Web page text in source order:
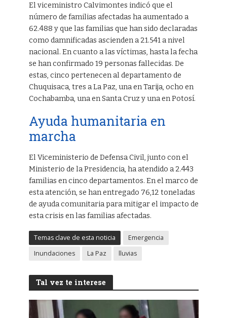
El viceministro Calvimontes indicó que el
número de familias afectadas ha aumentado a
62.488 y que las familias que han sido declaradas
como damnificadas ascienden a 21.541 a nivel
nacional. En cuanto a las víctimas, hasta la fecha
se han confirmado 19 personas fallecidas. De
estas, cinco pertenecen al departamento de
Chuquisaca, tres a La Paz, una en Tarija, ocho en
Cochabamba, una en Santa Cruz y una en Potosí.
Ayuda humanitaria en
marcha
El Viceministerio de Defensa Civil, junto con el
Ministerio de la Presidencia, ha atendido a 2.443
familias en cinco departamentos. En el marco de
esta atención, se han entregado 76,12 toneladas
de ayuda comunitaria para mitigar el impacto de
esta crisis en las familias afectadas.
Temas clave de esta noticia
Emergencia
Inundaciones
La Paz lluvias
Tal vez te interese